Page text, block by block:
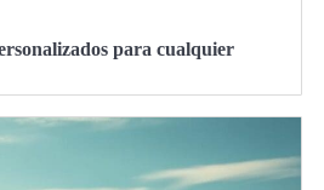
para cualquier